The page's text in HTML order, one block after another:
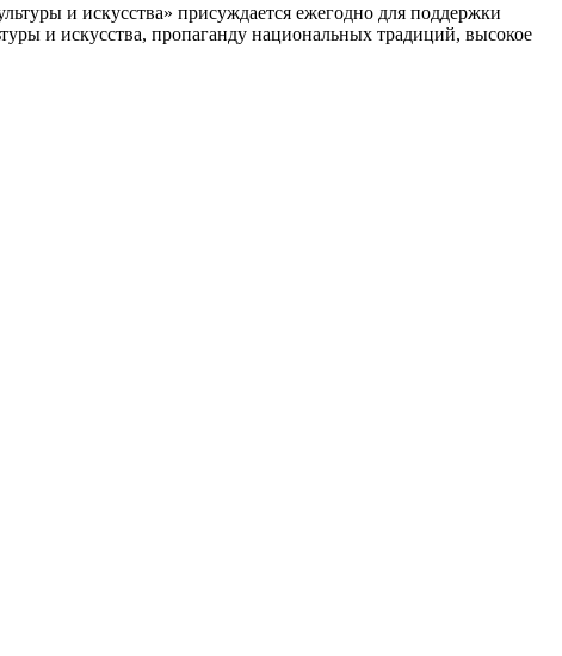
и искусства» присуждается ежегодно для поддержки
и искусства, пропаганду национальных традиций, высокое